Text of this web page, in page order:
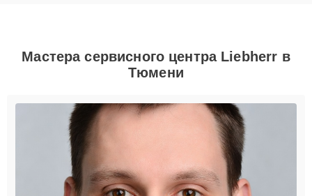
Мастера сервисного центра Liebherr в
Тюмени